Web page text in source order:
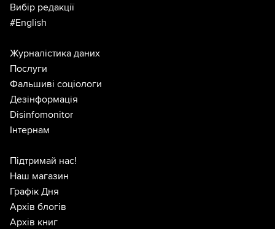
Вибір редакції
#English
Журналістика даних
Послуги
Фальшиві соціологи
Дезінформація
Disinfomonitor
Інтернам
Підтримай нас!
Наш магазин
Графік Дня
Архів блогів
Архів книг